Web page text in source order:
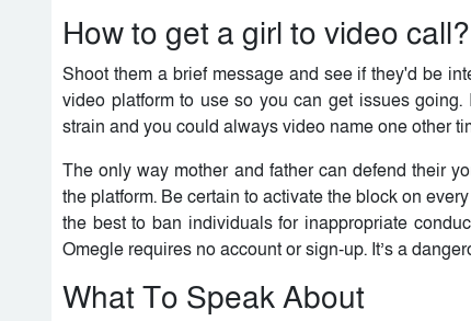
How to get a girl to video call?
Shoot them a brief message and see if they'd be
video platform to use so you can get issues
strain and you could always video name one other
The only way mother and father can defend their
the platform. Be certain to activate the block on
the best to ban individuals for inappropriate
Omegle requires no account or sign-up. It’s a
What To Speak About